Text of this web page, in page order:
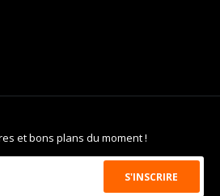
et bons plans du moment !